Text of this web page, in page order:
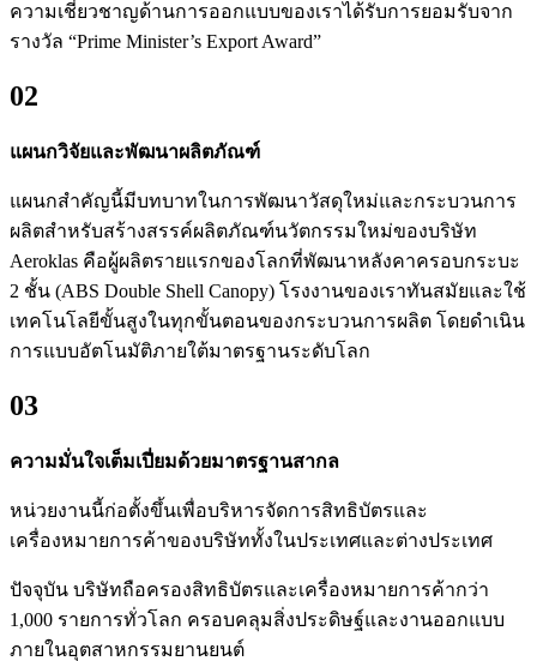
ความเชี่ยวชาญด้านการออกแบบของเราได้รับการยอมรับจาก
รางวัล “Prime Minister’s Export Award”
02
แผนกวิจัยและพัฒนาผลิตภัณฑ์
แผนกสำคัญนี้มีบทบาทในการพัฒนาวัสดุใหม่และกระบวนการ
ผลิตสำหรับสร้างสรรค์ผลิตภัณฑ์นวัตกรรมใหม่ของบริษัท
Aeroklas คือผู้ผลิตรายแรกของโลกที่พัฒนาหลังคาครอบกระบะ
2 ชั้น (ABS Double Shell Canopy) โรงงานของเราทันสมัยและใช้
เทคโนโลยีขั้นสูงในทุกขั้นตอนของกระบวนการผลิต โดยดำเนิน
การแบบอัตโนมัติภายใต้มาตรฐานระดับโลก
03
ความมั่นใจเต็มเปี่ยมด้วยมาตรฐานสากล
หน่วยงานนี้ก่อตั้งขึ้นเพื่อบริหารจัดการสิทธิบัตรและ
เครื่องหมายการค้าของบริษัททั้งในประเทศและต่างประเทศ
ปัจจุบัน บริษัทถือครองสิทธิบัตรและเครื่องหมายการค้ากว่า
1,000 รายการทั่วโลก ครอบคลุมสิ่งประดิษฐ์และงานออกแบบ
ภายในอุตสาหกรรมยานยนต์